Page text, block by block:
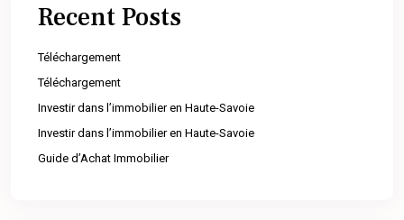
Recent Posts
Téléchargement
Téléchargement
Investir dans l’immobilier en Haute-Savoie
Investir dans l’immobilier en Haute-Savoie
Guide d’Achat Immobilier